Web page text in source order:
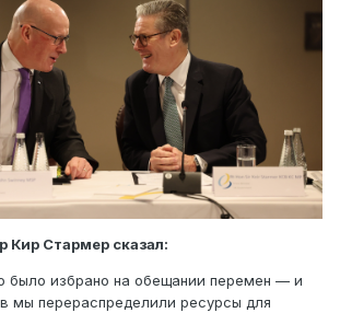
Кир Стармер сказал:
было избрано на обещании перемен — и
мы перераспределили ресурсы для